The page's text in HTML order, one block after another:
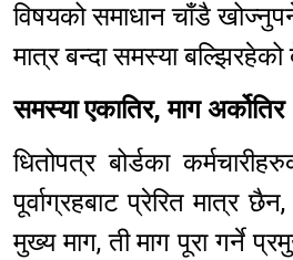
विषयको समाधान चाँडै
मात्र बन्दा समस्या
समस्या एकातिर, माग अर्कोतिर
धितोपत्र बोर्डका
पूर्वाग्रहबाट प्रेरित मात्र
मुख्य माग, ती माग पूरा गर्ने